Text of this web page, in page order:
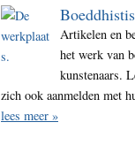
Artikelen en
het werk van
kunstenaars.
zich ook aanmelden met
lees meer »